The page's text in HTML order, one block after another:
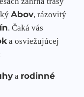
Abov, rázovitý
. Čaká vás
a osviežujúcej
a rodinné